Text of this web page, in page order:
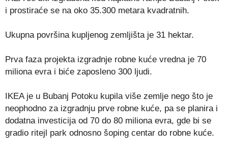
i prostiraće se na oko 35.300 metara kvadratnih.
Ukupna površina kupljenog zemljišta je 31 hektar.
Prva faza projekta izgradnje robne kuće vredna je 70
miliona evra i biće zaposleno 300 ljudi.
IKEA je u Bubanj Potoku kupila više zemlje nego što je
neophodno za izgradnju prve robne kuće, pa se planira i
dodatna investicija od 70 do 80 miliona evra, gde bi se
gradio ritejl park odnosno šoping centar do robne kuće.